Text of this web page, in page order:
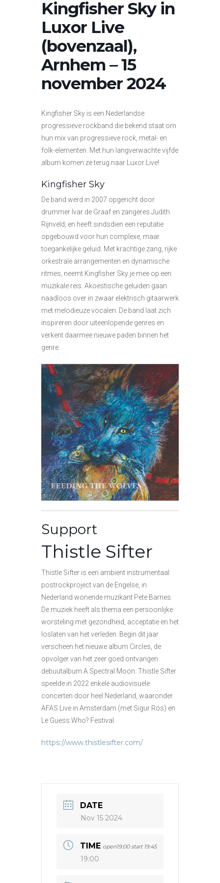
Kingfisher Sky in
Luxor Live
(bovenzaal),
Arnhem – 15
november 2024
Kingfisher Sky is een Nederlandse
progressieve rockband die bekend staat om
hun mix van progressieve rock, metal- en
folk-elementen. Met hun langverwachte vijfde
album komen ze terug naar Luxor Live!
Kingfisher Sky
De band werd in 2007 opgericht door
drummer Ivar de Graaf en zangeres Judith
Rijnveld, en heeft sindsdien een reputatie
opgebouwd voor hun complexe, maar
toegankelijke geluid. Met krachtige zang, rijke
orkestrale arrangementen en dynamische
ritmes, neemt Kingfisher Sky je mee op een
muzikale reis. Akoestische geluiden gaan
naadloos over in zwaar elektrisch gitaarwerk
met melodieuze vocalen. De band laat zich
inspireren door uiteenlopende genres en
verkent daarmee nieuwe paden binnen het
genre.
Support
Thistle Sifter
Thistle Sifter is een ambient instrumentaal
postrockproject van de Engelse, in
Nederland wonende muzikant Pete Barnes.
De muziek heeft als thema een persoonlijke
worsteling met gezondheid, acceptatie en het
loslaten van het verleden. Begin dit jaar
verscheen het nieuwe album Circles, de
opvolger van het zeer goed ontvangen
debuutalbum A Spectral Moon. Thistle Sifter
speelde in 2022 enkele audiovisuele
concerten door heel Nederland, waaronder
AFAS Live in Amsterdam (met Sigur Rós) en
Le Guess Who? Festival.
https://www.thistlesifter.com/
DATE
Nov 15 2024
TIME open19:00 start 19:45
19:00